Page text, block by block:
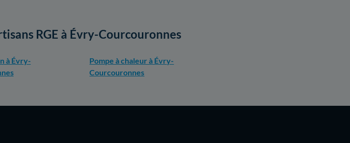
RGE à Évry-Courcouronnes
à Évry-
Pompe à chaleur à Évry-
Courcouronnes